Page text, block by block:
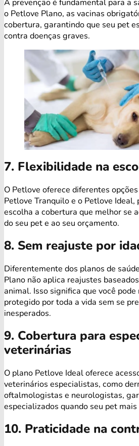
A prevenção é fundamental para a
o Petlove Plano, as vacinas
cobertura, garantindo que seu pet
contra doenças graves.
7. Flexibilidade na
O Petlove oferece diferentes
Petlove Tranquilo e o Petlove Ideal,
escolha a cobertura que melhor se
do seu pet e ao seu orçamento.
8. Sem reajuste por
Diferentemente dos planos de
Plano não aplica reajustes
animal. Isso significa que você
protegido por toda a vida sem se
inesperados.
9. Cobertura para
veterinárias
O plano Petlove Ideal oferece
veterinários especialistas, como
oftalmologistas e neurologistas,
especializados quando seu pet mais
10. Praticidade na